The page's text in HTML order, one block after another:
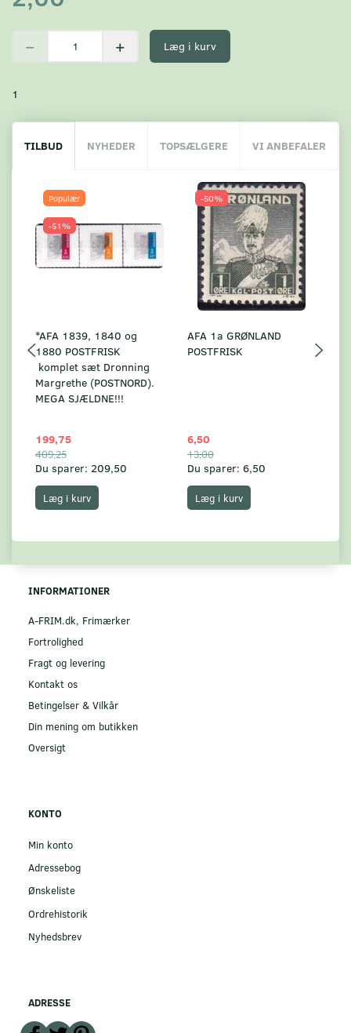
Læg i kurv
1
TILBUD NYHEDER TOPSÆLGERE VI ANBEFALER
Populær
-51%
*AFA 1839, 1840 og
1880 POSTFRISK
komplet sæt Dronning
Margrethe (POSTNORD).
MEGA SJÆLDNE!!!
199,75
409,25
Du sparer: 209,50
Læg i kurv
-50%
AFA 1a GRØNLAND
POSTFRISK
6,50
13,00
Du sparer: 6,50
Læg i kurv
INFORMATIONER
A-FRIM.dk, Frimærker
Fortrolighed
Fragt og levering
Kontakt os
Betingelser & Vilkår
Din mening om butikken
Oversigt
KONTO
Min konto
Adressebog
Ønskeliste
Ordrehistorik
Nyhedsbrev
ADRESSE